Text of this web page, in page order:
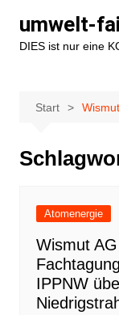
Inhalt
springen
umwelt-
DIES ist nur eine
Start Wismut
Atomenergie
Wismut
IPPNW